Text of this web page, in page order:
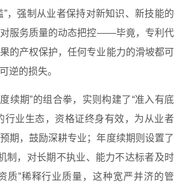
”，强制从业者保持对新知识、新技能的
服务质量的动态把控——毕竟，专利代
的产权保护，任何专业能力的滑坡都可
逆的损失。
续期”的组合拳，实则构建了“准入有底
行业生态，资格证终身有效，为从业者
期，鼓励深耕专业；年度续期则设置了
制，对长期不执业、能力不达标者及时
质”稀释行业质量，这种宽严并济的管